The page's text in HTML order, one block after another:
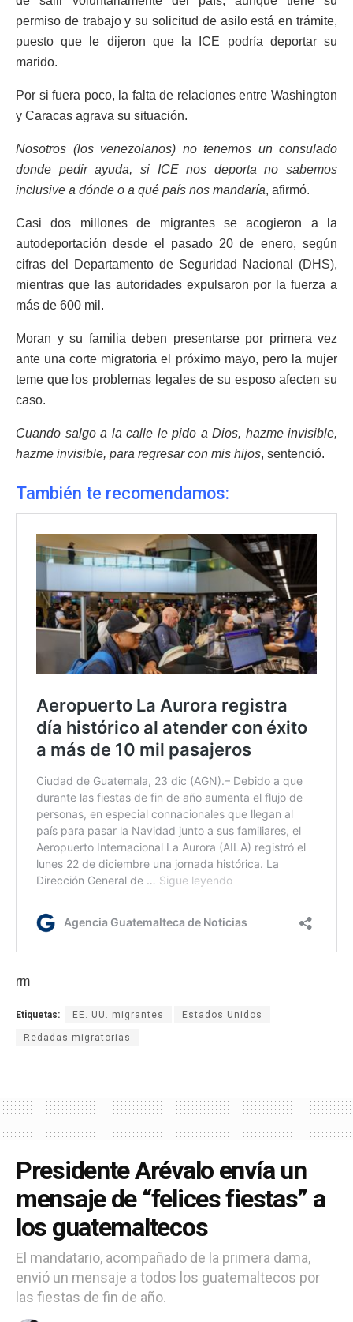
permiso de trabajo y su solicitud de asilo está en trámite,
puesto que le dijeron que la ICE podría deportar su
marido.
Por si fuera poco, la falta de relaciones entre Washington
y Caracas agrava su situación.
Nosotros (los venezolanos) no tenemos un consulado
donde pedir ayuda, si ICE nos deporta no sabemos
inclusive a dónde o a qué país nos mandaría, afirmó.
Casi dos millones de migrantes se acogieron a la
autodeportación desde el pasado 20 de enero, según
cifras del Departamento de Seguridad Nacional (DHS),
mientras que las autoridades expulsaron por la fuerza a
más de 600 mil.
Moran y su familia deben presentarse por primera vez
ante una corte migratoria el próximo mayo, pero la mujer
teme que los problemas legales de su esposo afecten su
caso.
Cuando salgo a la calle le pido a Dios, hazme invisible,
hazme invisible, para regresar con mis hijos, sentenció.
También te recomendamos:
rm
Etiquetas: EE. UU. migrantes Estados Unidos
Redadas migratorias
Presidente Arévalo envía un
mensaje de “felices fiestas” a
los guatemaltecos
El mandatario, acompañado de la primera dama,
envió un mensaje a todos los guatemaltecos por
las fiestas de fin de año.